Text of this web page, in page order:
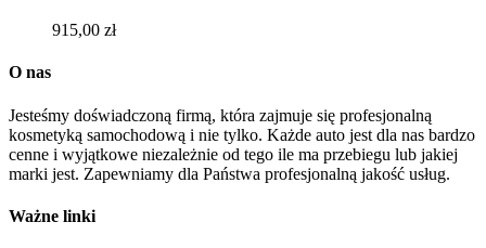
915,00 zł
O nas
Jesteśmy doświadczoną firmą, która zajmuje się profesjonalną
kosmetyką samochodową i nie tylko. Każde auto jest dla nas bardzo
cenne i wyjątkowe niezależnie od tego ile ma przebiegu lub jakiej
marki jest. Zapewniamy dla Państwa profesjonalną jakość usług.
Ważne linki